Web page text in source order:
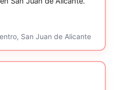
San Juan de Alicante